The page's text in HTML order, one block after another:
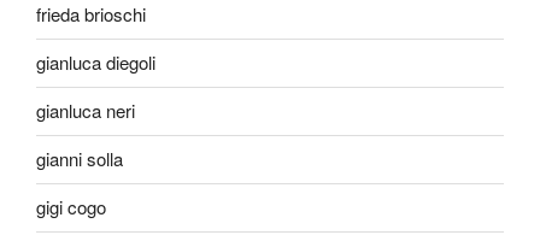
frieda brioschi
gianluca diegoli
gianluca neri
gianni solla
gigi cogo